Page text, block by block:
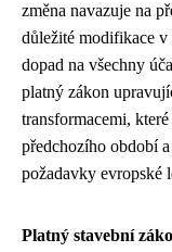
změna navazuje na
důležité modifikace
dopad na všechny
platný zákon
transformacemi,
předchozího období
požadavky evropské
Platný stavební